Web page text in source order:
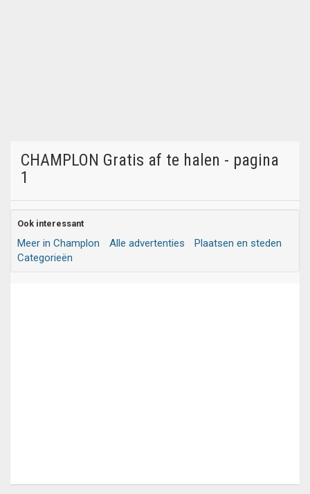
CHAMPLON Gratis af te halen - pagina
1
Ook interessant
Meer in Champlon Alle advertenties
Plaatsen en steden
Categorieën